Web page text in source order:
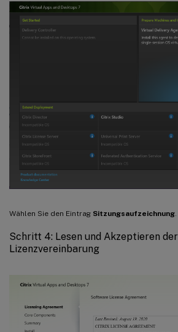
Wählen Sie den Eintrag Sitzungsaufzeichnung.
Schritt 4: Lesen und Akzeptieren der
Lizenzvereinbarung